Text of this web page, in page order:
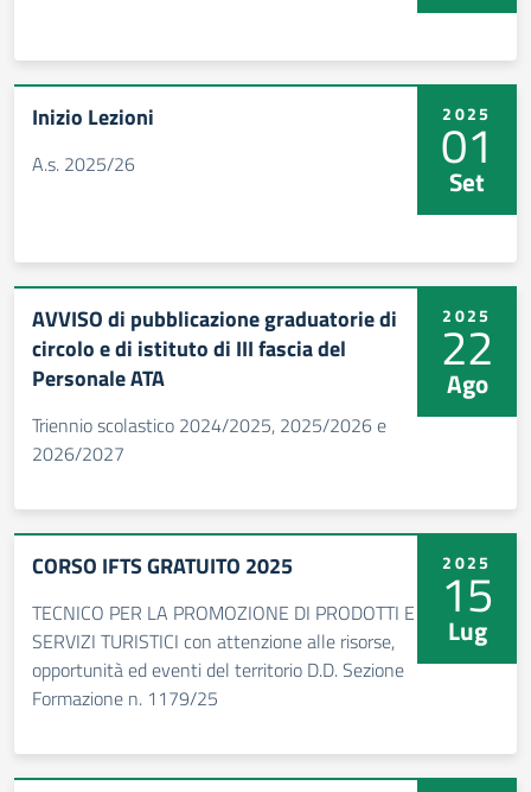
2025
01
Set
Inizio Lezioni
A.s. 2025/26
2025
22
Ago
AVVISO di pubblicazione graduatorie di
circolo e di istituto di III fascia del
Personale ATA
Triennio scolastico 2024/2025, 2025/2026 e
2026/2027
2025
15
Lug
CORSO IFTS GRATUITO 2025
TECNICO PER LA PROMOZIONE DI PRODOTTI E
SERVIZI TURISTICI con attenzione alle risorse,
opportunità ed eventi del territorio D.D. Sezione
Formazione n. 1179/25